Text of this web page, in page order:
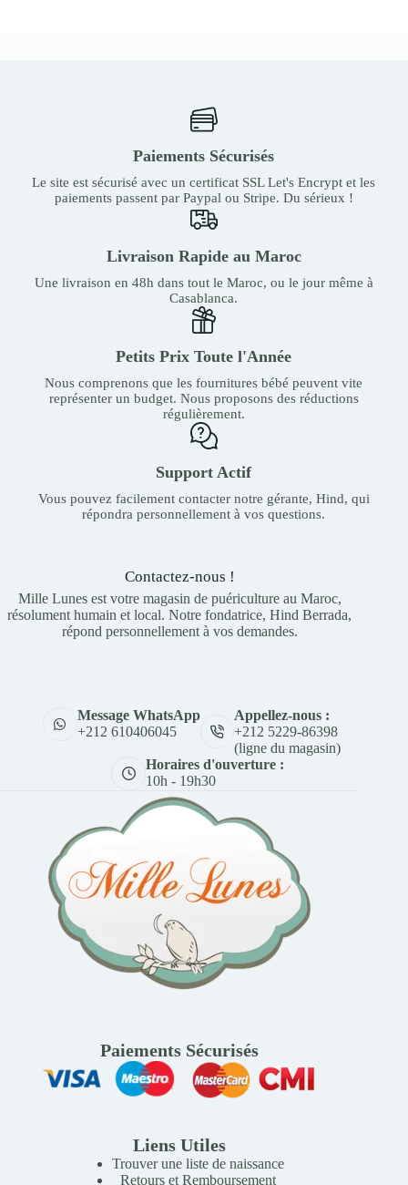
Paiements Sécurisés
Le site est sécurisé avec un certificat SSL Let's Encrypt et les
paiements passent par Paypal ou Stripe. Du sérieux !
Livraison Rapide au Maroc
Une livraison en 48h dans tout le Maroc, ou le jour même à
Casablanca.
Petits Prix Toute l'Année
Nous comprenons que les fournitures bébé peuvent vite
représenter un budget. Nous proposons des réductions
régulièrement.
Support Actif
Vous pouvez facilement contacter notre gérante, Hind, qui
répondra personnellement à vos questions.
Contactez-nous !
Mille Lunes est votre magasin de puériculture au Maroc,
résolument humain et local. Notre fondatrice, Hind Berrada,
répond personnellement à vos demandes.
Message WhatsApp
+212 610406045
Appellez-nous :
+212 5229-86398
(ligne du magasin)
Horaires d'ouverture :
10h - 19h30
Paiements Sécurisés
Liens Utiles
Trouver une liste de naissance
Retours et Remboursement